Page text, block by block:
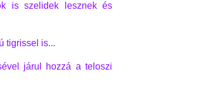
is szelidek lesznek és
tigrissel is...
járul hozzá a teloszi